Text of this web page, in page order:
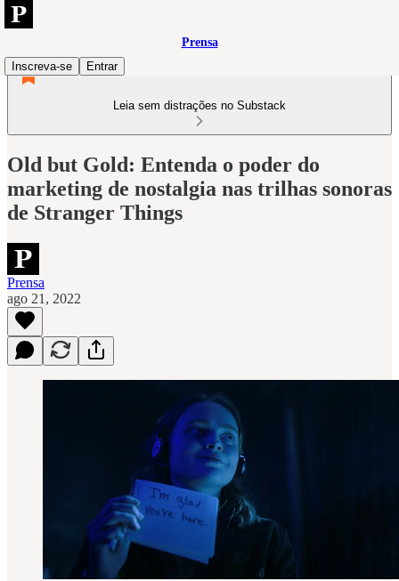
Prensa
Inscreva-se
Entrar
Leia sem distrações no Substack
Old but Gold: Entenda o poder do
marketing de nostalgia nas trilhas sonoras
de Stranger Things
Prensa
ago 21, 2022